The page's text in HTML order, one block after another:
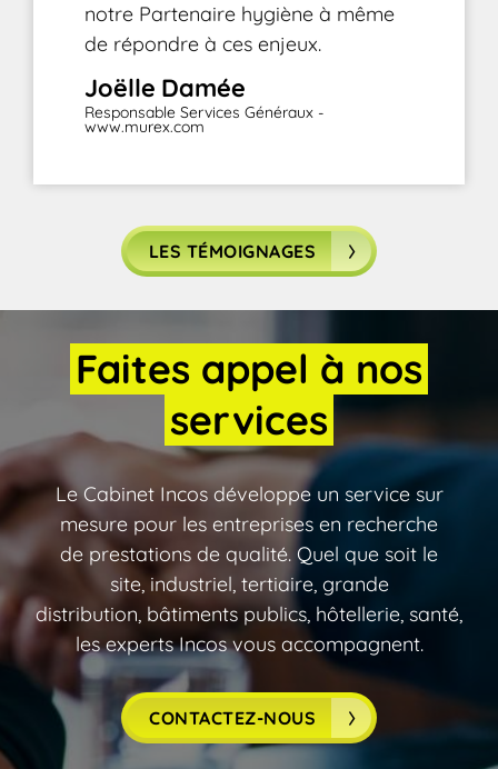
notre Partenaire hygiène à même
de répondre à ces enjeux.
Joëlle Damée
Responsable Services Généraux -
www.murex.com
LES TÉMOIGNAGES
Faites appel à nos
services
Le Cabinet Incos développe un service sur
mesure pour les entreprises en recherche
de prestations de qualité. Quel que soit le
site, industriel, tertiaire, grande
distribution, bâtiments publics, hôtellerie, santé,
les experts Incos vous accompagnent.
CONTACTEZ-NOUS